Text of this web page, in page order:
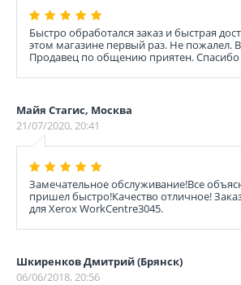
Быстро обработался заказ и быстрая
этом магазине первый раз. Не пожалел.
Продавец по общению приятен. Спасибо
Майя Стагис, Москва
21/07/2020, 20:41
Замечательное обслуживание!Все
пришел быстро!Качество отличное!
для Xerox WorkCentre3045.
Шкиренков Дмитрий (Брянск)
06/06/2018, 20:56